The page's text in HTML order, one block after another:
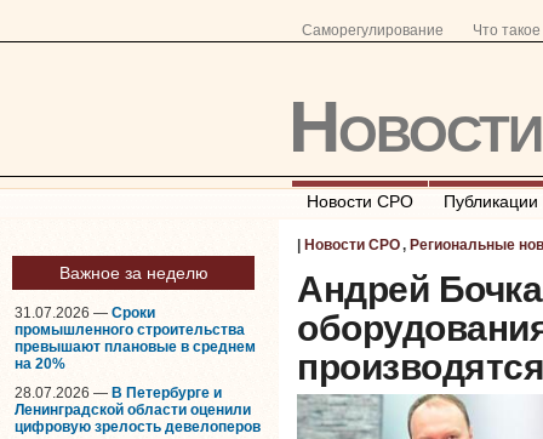
Саморегулирование Что
Новости СРО Публикации
Важное за неделю
31.07.2026 — Сроки
промышленного строительства
превышают плановые в среднем
на 20%
28.07.2026 — В Петербурге и
Ленинградской области оценили
цифровую зрелость девелоперов
Новости СРО, Региональные
Андрей